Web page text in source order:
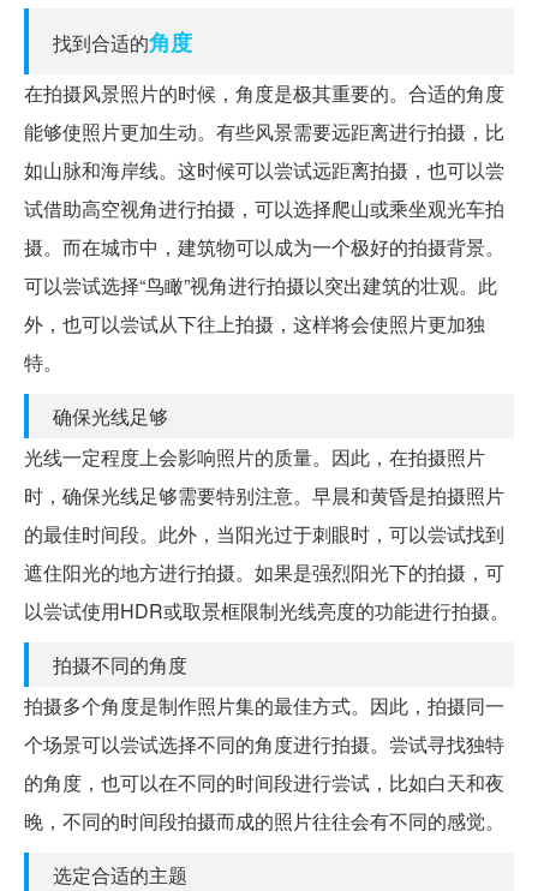
找到合适的角度
在拍摄风景照片的时候，角度是极其重要的。合适的角度
能够使照片更加生动。有些风景需要远距离进行拍摄，比
如山脉和海岸线。这时候可以尝试远距离拍摄，也可以尝
试借助高空视角进行拍摄，可以选择爬山或乘坐观光车拍
摄。而在城市中，建筑物可以成为一个极好的拍摄背景。
可以尝试选择“鸟瞰”视角进行拍摄以突出建筑的壮观。此
外，也可以尝试从下往上拍摄，这样将会使照片更加独
特。
确保光线足够
光线一定程度上会影响照片的质量。因此，在拍摄照片
时，确保光线足够需要特别注意。早晨和黄昏是拍摄照片
的最佳时间段。此外，当阳光过于刺眼时，可以尝试找到
遮住阳光的地方进行拍摄。如果是强烈阳光下的拍摄，可
以尝试使用HDR或取景框限制光线亮度的功能进行拍摄。
拍摄不同的角度
拍摄多个角度是制作照片集的最佳方式。因此，拍摄同一
个场景可以尝试选择不同的角度进行拍摄。尝试寻找独特
的角度，也可以在不同的时间段进行尝试，比如白天和夜
晚，不同的时间段拍摄而成的照片往往会有不同的感觉。
选定合适的主题